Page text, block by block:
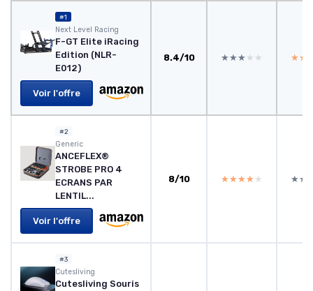
#1
Next Level Racing
F-GT Elite iRacing
Edition (NLR-
E012)
Voir l'offre
8.4/10 ★★★★★
★★★★★
#2
Generic
ANCEFLEX®
STROBE PRO 4
ECRANS PAR
LENTIL...
Voir l'offre
8/10 ★★★★★
★★★★★
#3
Cutesliving
Cutesliving Souris